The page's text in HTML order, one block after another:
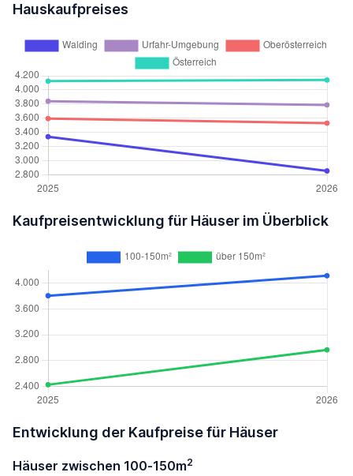
Hauskaufpreises
Kaufpreisentwicklung für Häuser im Überblick
Entwicklung der Kaufpreise für Häuser
Häuser zwischen 100-150m2